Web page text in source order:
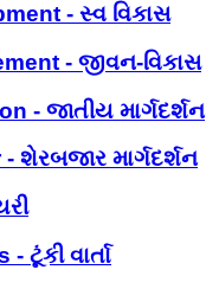
- સ્વ વિકાસ
- જીવન-વિકાસ
- જાતીય માર્ગદર્શન
શેરબજાર માર્ગદર્શન
ટૂંકી વાર્તા